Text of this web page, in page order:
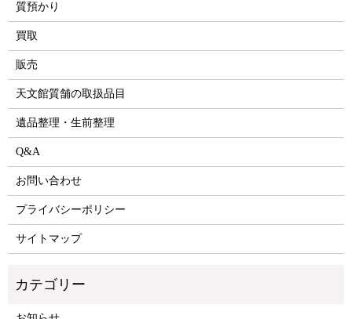
質預かり
買取
販売
天文館質舗の取扱品目
遺品整理・生前整理
Q&A
お問い合わせ
プライバシーポリシー
サイトマップ